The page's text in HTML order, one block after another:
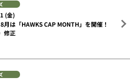
(金)
8月は「HAWKS CAP MONTH」を開催！
修正